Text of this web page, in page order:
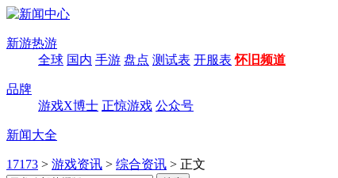
新游热游
全球 国内 手游 盘点 测试表 开服表 怀旧频道
品牌
游戏X博士 正惊游戏 公众号
新闻大全
17173 > 游戏资讯 > 综合资讯 > 正文